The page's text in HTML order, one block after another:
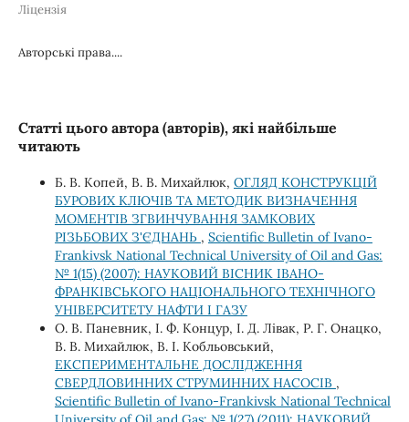
Ліцензія
Авторські права....
Статті цього автора (авторів), які найбільше
читають
Б. В. Копей, В. В. Михайлюк, ОГЛЯД КОНСТРУКЦІЙ
БУРОВИХ КЛЮЧІВ ТА МЕТОДИК ВИЗНАЧЕННЯ
МОМЕНТІВ ЗГВИНЧУВАННЯ ЗАМКОВИХ
РІЗЬБОВИХ З'ЄДНАНЬ , Scientific Bulletin of Ivano-
Frankivsk National Technical University of Oil and Gas:
№ 1(15) (2007): НАУКОВИЙ ВІСНИК ІВАНО-
ФРАНКІВСЬКОГО НАЦІОНАЛЬНОГО ТЕХНІЧНОГО
УНІВЕРСИТЕТУ НАФТИ І ГАЗУ
О. В. Паневник, І. Ф. Концур, І. Д. Лівак, Р. Г. Онацко,
В. В. Михайлюк, В. І. Кобльовський,
ЕКСПЕРИМЕНТАЛЬНЕ ДОСЛІДЖЕННЯ
СВЕРДЛОВИННИХ СТРУМИННИХ НАСОСІВ ,
Scientific Bulletin of Ivano-Frankivsk National Technical